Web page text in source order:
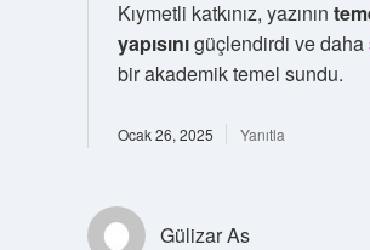
Kıymetli katkınız, yazının
yapısınıgüçlendirdi ve daha
bir akademik temel sundu.
Ocak 26, 2025 Yanıtla
Gülizar As